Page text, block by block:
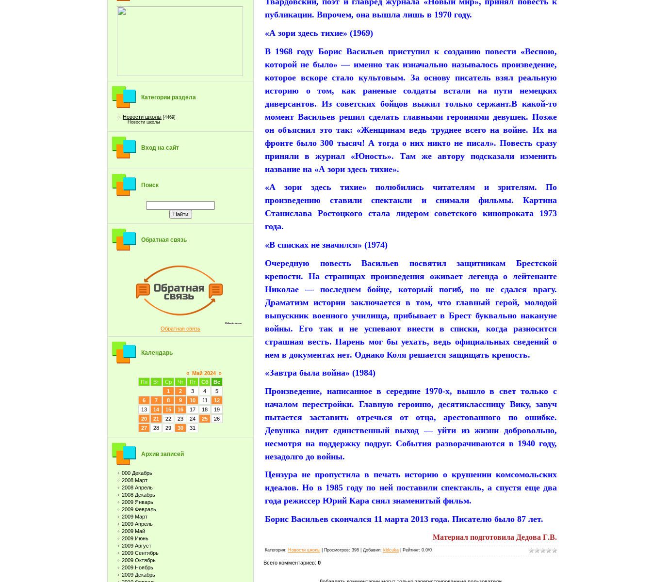
Категории раздела
Новости школы [4469]
Новости школы
Вход на сайт
Поиск
Обратная связь
Обратная связь
Календарь
« Май 2024 »
Пн
Вт Ср Чт Пт Сб
Вс
1
2 3 4
5
6
7 8 9 10 11
12
13
14 15 16 17 18
19
20
21 22 23 24 25
26
27
28 29 30 31
Архив записей
000 Декабрь
2008 Март
2008 Апрель
2008 Декабрь
2009 Январь
2009 Февраль
2009 Март
2009 Апрель
2009 Май
2009 Июнь
2009 Август
2009 Сентябрь
2009 Октябрь
2009 Ноябрь
2009 Декабрь
публикации. Впрочем, она вышла лишь в 1970 году.
«А зори здесь тихие» (1969)
В 1968 году Борис Васильев приступил к созданию повести «Весною,
которой не было» — именно так изначально называлось произведение,
которое вскоре стало культовым. За основу писатель взял реальную
историю о том, как раненые солдаты встали на пути немецких
диверсантов. Из советских бойцов выжил только сержант.В какой-то
момент Васильев решил сделать главными героинями девушек. Позже
он объяснил это так: «Женщинам ведь труднее всего на войне. Их на
фронте было 300 тысяч! А тогда о них никто не писал». Повесть сразу
приняли в журнал «Юность». Там же автору подсказали изменить
название на «А зори здесь тихие».
«А зори здесь тихие» полюбились читателям и зрителям. По
произведению ставили спектакли и снимали фильмы. Картина
Станислава Ростоцкого стала лидером советского кинопроката 1973
года.
«В списках не значился» (1974)
Очередную повесть Васильев посвятил защитникам Брестской
крепости. На страницах произведения оживает легенда о лейтенанте
Николае — последнем бойце, который погиб, но не сдался врагу.
Драматизм истории заключается в том, что главный герой, молодой
выпускник военного училища, прибывает в Брест буквально накануне
войны. Его так и не успевают внести в списки, когда разносится
страшная весть. Парень мог бы уехать, ведь официальных сведений о
нем в документах нет. Однако Коля решается защищать крепость.
«Завтра была война» (1984)
Произведение, написанное в середине 1970-х, вышло в свет только с
началом перестройки. Главную героиню, десятиклассницу Вику, завуч
пытается заставить отречься от отца, арестованного по ошибке.
Девушка видит единственный выход — уйти из жизни добровольно,
несмотря на поддержку подруг. События разворачиваются в 1940 году,
незадолго до войны.
Цензура не пропустила в печать историю о крушении комсомольских
идеалов. Но в 1985 году по ней поставили спектакль, а спустя еще два
года режиссер Юрий Кара снял знаменитый фильм.
Борис Васильев скончался 11 марта 2013 года. Писателю было 87 лет.
Материал подготовила Дедова Г.В.
Категория: Новости школы Просмотров: 398 Добавил: kblcuka Рейтинг: 0.0/0
Всего комментариев: 0